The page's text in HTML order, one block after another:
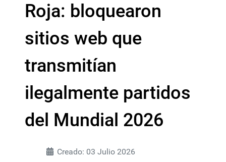
Roja: bloquearon
sitios web que
transmitían
ilegalmente partidos
del Mundial 2026
Creado: 03 Julio 2026